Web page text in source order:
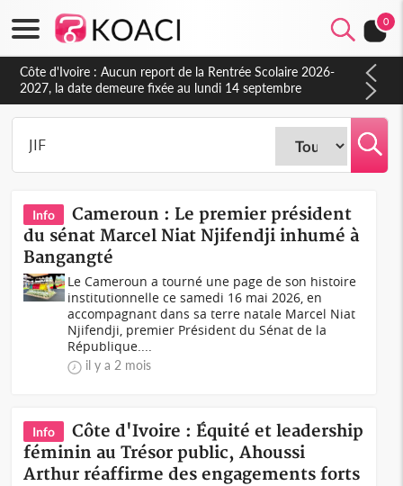
0
Côte d'Ivoire : Aucun report de la Rentrée Scolaire 2026-
2027, la date demeure fixée au lundi 14 septembre
(Ministère)
Info
Cameroun : Le premier président
du sénat Marcel Niat Njifendji inhumé à
Bangangté
Le Cameroun a tourné une page de son histoire
institutionnelle ce samedi 16 mai 2026, en
accompagnant dans sa terre natale Marcel Niat
Njifendji, premier Président du Sénat de la
République....
il y a 2 mois
Info
Côte d'Ivoire : Équité et leadership
féminin au Trésor public, Ahoussi
Arthur réaffirme des engagements forts